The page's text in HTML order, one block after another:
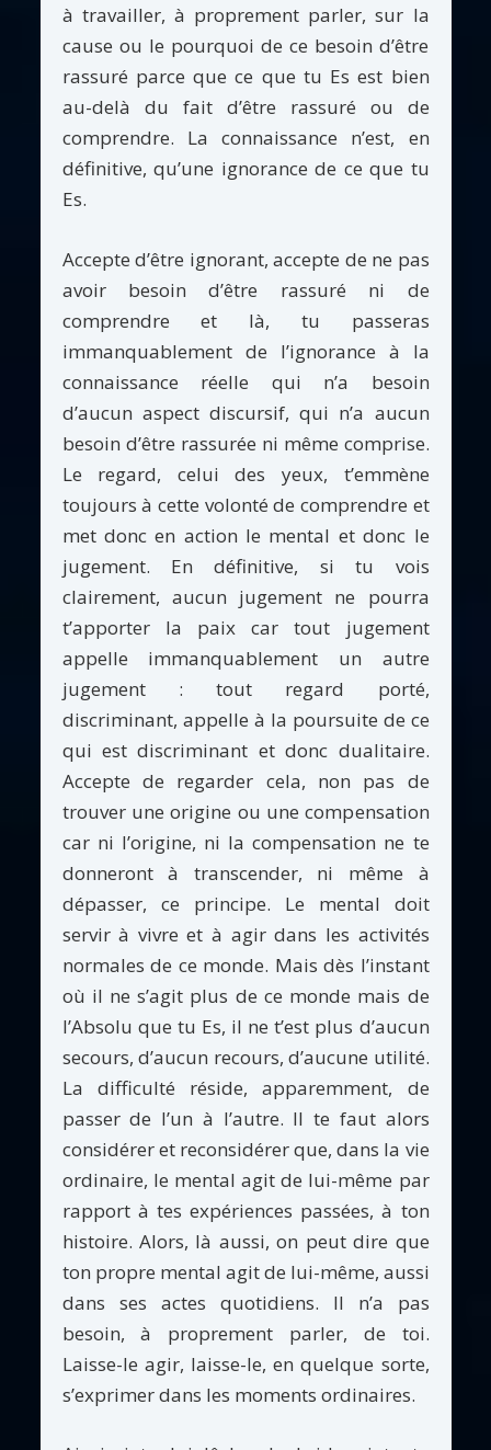
à travailler, à proprement parler, sur la
cause ou le pourquoi de ce besoin d’être
rassuré parce que ce que tu Es est bien
au-delà du fait d’être rassuré ou de
comprendre. La connaissance n’est, en
définitive, qu’une ignorance de ce que tu
Es.
Accepte d’être ignorant, accepte de ne pas
avoir besoin d’être rassuré ni de
comprendre et là, tu passeras
immanquablement de l’ignorance à la
connaissance réelle qui n’a besoin
d’aucun aspect discursif, qui n’a aucun
besoin d’être rassurée ni même comprise.
Le regard, celui des yeux, t’emmène
toujours à cette volonté de comprendre et
met donc en action le mental et donc le
jugement. En définitive, si tu vois
clairement, aucun jugement ne pourra
t’apporter la paix car tout jugement
appelle immanquablement un autre
jugement : tout regard porté,
discriminant, appelle à la poursuite de ce
qui est discriminant et donc dualitaire.
Accepte de regarder cela, non pas de
trouver une origine ou une compensation
car ni l’origine, ni la compensation ne te
donneront à transcender, ni même à
dépasser, ce principe. Le mental doit
servir à vivre et à agir dans les activités
normales de ce monde. Mais dès l’instant
où il ne s’agit plus de ce monde mais de
l’Absolu que tu Es, il ne t’est plus d’aucun
secours, d’aucun recours, d’aucune utilité.
La difficulté réside, apparemment, de
passer de l’un à l’autre. Il te faut alors
considérer et reconsidérer que, dans la vie
ordinaire, le mental agit de lui-même par
rapport à tes expériences passées, à ton
histoire. Alors, là aussi, on peut dire que
ton propre mental agit de lui-même, aussi
dans ses actes quotidiens. Il n’a pas
besoin, à proprement parler, de toi.
Laisse-le agir, laisse-le, en quelque sorte,
s’exprimer dans les moments ordinaires.